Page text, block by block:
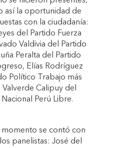
así la oportunidad de
con la ciudadanía:
del Partido Fuerza
Valdivia del Partido
Peralta del Partido
Elías Rodríguez
Político Trabajo más
Calipuy del
Perú Libre.
momento se contó con
panelistas: José del